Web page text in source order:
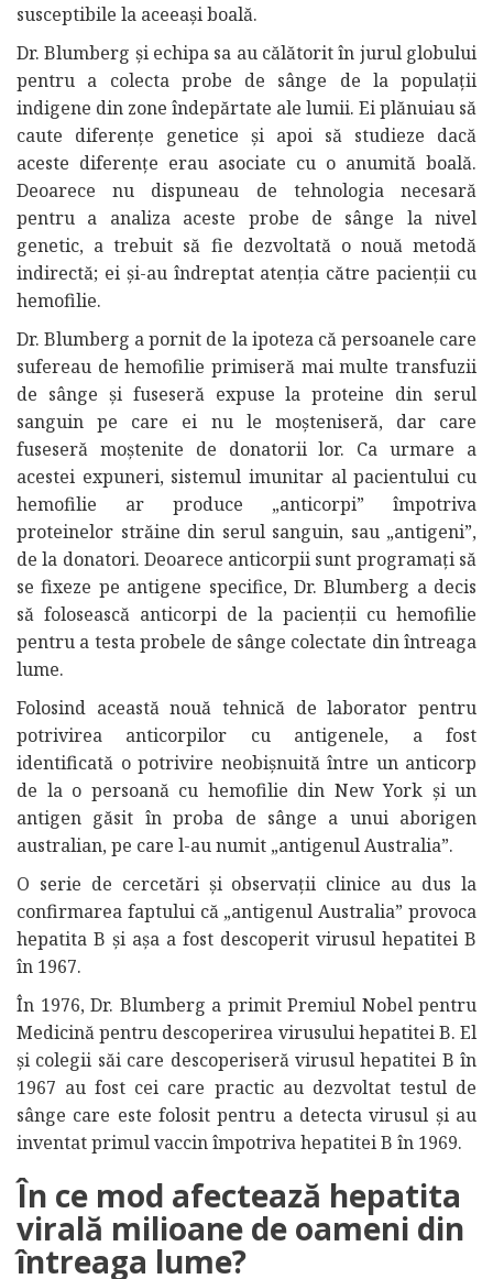
susceptibile la aceeași boală.
Dr. Blumberg și echipa sa au călătorit în jurul globului
pentru a colecta probe de sânge de la populații
indigene din zone îndepărtate ale lumii. Ei plănuiau să
caute diferențe genetice și apoi să studieze dacă
aceste diferențe erau asociate cu o anumită boală.
Deoarece nu dispuneau de tehnologia necesară
pentru a analiza aceste probe de sânge la nivel
genetic, a trebuit să fie dezvoltată o nouă metodă
indirectă; ei și-au îndreptat atenția către pacienții cu
hemofilie.
Dr. Blumberg a pornit de la ipoteza că persoanele care
sufereau de hemofilie primiseră mai multe transfuzii
de sânge și fuseseră expuse la proteine din serul
sanguin pe care ei nu le moșteniseră, dar care
fuseseră moștenite de donatorii lor. Ca urmare a
acestei expuneri, sistemul imunitar al pacientului cu
hemofilie ar produce „anticorpi” împotriva
proteinelor străine din serul sanguin, sau „antigeni”,
de la donatori. Deoarece anticorpii sunt programați să
se fixeze pe antigene specifice, Dr. Blumberg a decis
să folosească anticorpi de la pacienții cu hemofilie
pentru a testa probele de sânge colectate din întreaga
lume.
Folosind această nouă tehnică de laborator pentru
potrivirea anticorpilor cu antigenele, a fost
identificată o potrivire neobișnuită între un anticorp
de la o persoană cu hemofilie din New York și un
antigen găsit în proba de sânge a unui aborigen
australian, pe care l-au numit „antigenul Australia”.
O serie de cercetări și observații clinice au dus la
confirmarea faptului că „antigenul Australia” provoca
hepatita B și așa a fost descoperit virusul hepatitei B
în 1967.
În 1976, Dr. Blumberg a primit Premiul Nobel pentru
Medicină pentru descoperirea virusului hepatitei B. El
și colegii săi care descoperiseră virusul hepatitei B în
1967 au fost cei care practic au dezvoltat testul de
sânge care este folosit pentru a detecta virusul și au
inventat primul vaccin împotriva hepatitei B în 1969.
În ce mod afectează hepatita
virală milioane de oameni din
întreaga lume?